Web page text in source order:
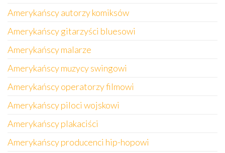
Amerykańscy autorzy komiksów
Amerykańscy gitarzyści bluesowi
Amerykańscy malarze
Amerykańscy muzycy swingowi
Amerykańscy operatorzy filmowi
Amerykańscy piloci wojskowi
Amerykańscy plakaciści
Amerykańscy producenci hip-hopowi